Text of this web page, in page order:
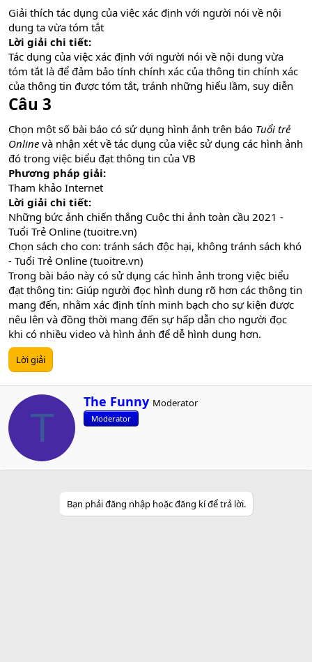
Giải thích tác dụng của việc xác định với người nói về nội
dung ta vừa tóm tắt
Lời giải chi tiết:
Tác dụng của việc xác định với người nói về nội dung vừa
tóm tắt là để đảm bảo tính chính xác của thông tin chính xác
của thông tin được tóm tắt, tránh những hiểu lầm, suy diễn
Câu 3
Chọn một số bài báo có sử dụng hình ảnh trên báo Tuổi trẻ
Online và nhận xét về tác dụng của việc sử dụng các hình ảnh
đó trong việc biểu đạt thông tin của VB
Phương pháp giải:
Tham khảo Internet
Lời giải chi tiết:
Những bức ảnh chiến thắng Cuộc thi ảnh toàn cầu 2021 -
Tuổi Trẻ Online (tuoitre.vn)
Chọn sách cho con: tránh sách độc hại, không tránh sách khó
- Tuổi Trẻ Online (tuoitre.vn)
Trong bài báo này có sử dụng các hình ảnh trong việc biểu
đạt thông tin: Giúp người đọc hình dung rõ hơn các thông tin
mang đến, nhằm xác định tính minh bạch cho sự kiện được
nêu lên và đồng thời mang đến sự hấp dẫn cho người đọc
khi có nhiều video và hình ảnh để dễ hình dung hơn.
Lời giải
T
W
r
i
n
The Funny Moderator
Moderator
Bạn phải đăng nhập hoặc đăng kí để trả lời.